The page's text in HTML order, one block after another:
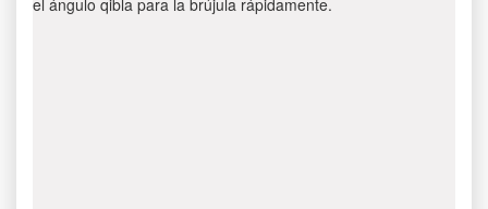
el ángulo qibla para la brújula rápidamente.